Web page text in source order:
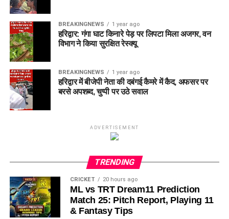
BREAKINGNEWS 1 year ago
हरिद्वार: गंगा घाट किनारे पेड़ पर लिपटा मिला अजगर, वन
विभाग ने किया सुरक्षित रेस्क्यू
BREAKINGNEWS 1 year ago
हरिद्वार में बीजेपी नेता की दबंगई कैमरे में कैद, अफसर पर
बरसे अपशब्द, चुप्पी पर उठे सवाल
ADVERTISEMENT
TRENDING
CRICKET 20 hours ago
ML vs TRT Dream11 Prediction
Match 25: Pitch Report, Playing 11
& Fantasy Tips